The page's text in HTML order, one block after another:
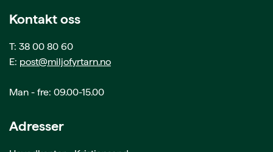
Kontakt oss
T: 38 00 80 60
E: post@miljofyrtarn.no
Man - fre: 09.00-15.00
Adresser